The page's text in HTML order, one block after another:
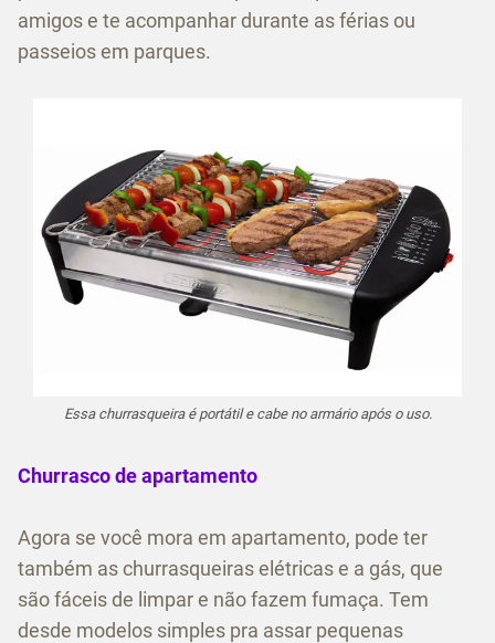
amigos e te acompanhar durante as férias ou
passeios em parques.
Essa churrasqueira é portátil e cabe no armário após o uso.
Churrasco de apartamento
Agora se você mora em apartamento, pode ter
também as churrasqueiras elétricas e a gás, que
são fáceis de limpar e não fazem fumaça. Tem
desde modelos simples pra assar pequenas